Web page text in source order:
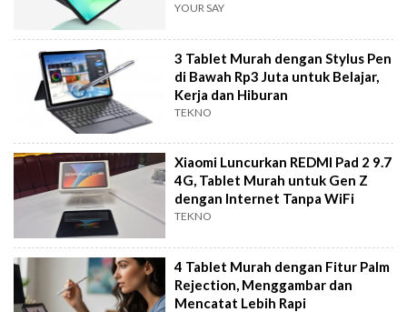
YOUR SAY
3 Tablet Murah dengan Stylus Pen
di Bawah Rp3 Juta untuk Belajar,
Kerja dan Hiburan
TEKNO
Xiaomi Luncurkan REDMI Pad 2 9.7
4G, Tablet Murah untuk Gen Z
dengan Internet Tanpa WiFi
TEKNO
4 Tablet Murah dengan Fitur Palm
Rejection, Menggambar dan
Mencatat Lebih Rapi